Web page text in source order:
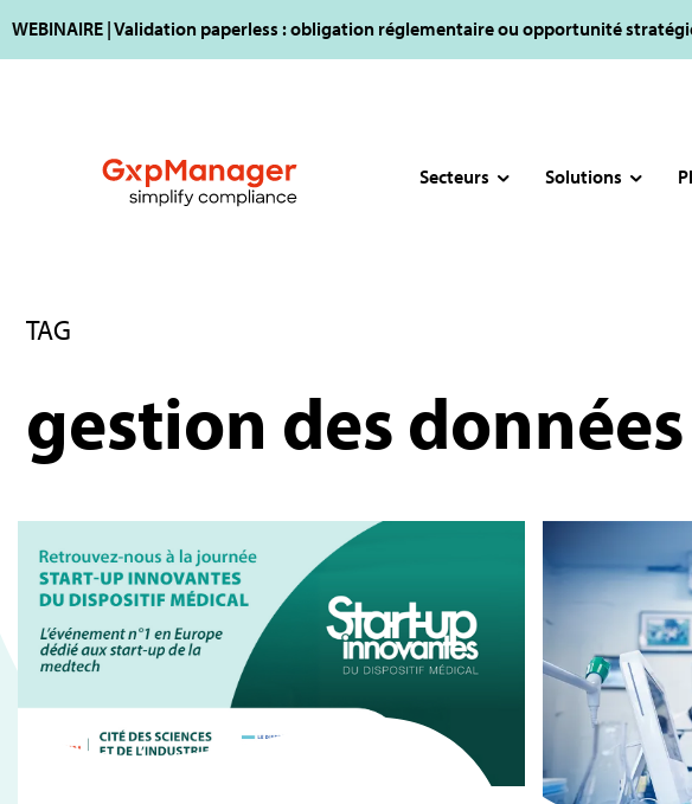
WEBINAIRE | Validation paperless : obligation réglementaire ou opportunité
Secteurs Solutions
TAG
gestion des données